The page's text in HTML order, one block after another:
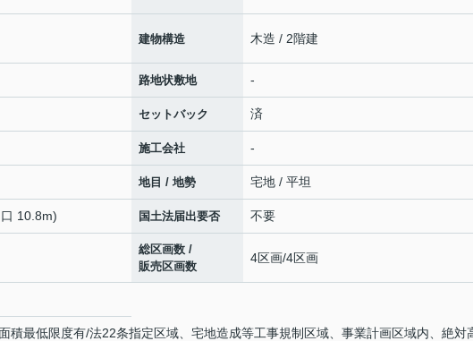
建物構造 木造 / 2階建
路地状敷地 -
セットバック 済
施工会社 -
地目 / 地勢 宅地 / 平坦
10.8m) 国土法届出要否 不要
総区画数 /
販売区画数
4区画/4区画
積最低限度有/法22条指定区域、宅地造成等工事規制区域、事業計画区域内、絶対